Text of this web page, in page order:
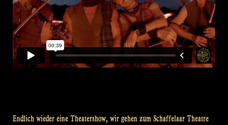
Endlich wieder eine Theatershow, wir gehen zum Schaffelaar Theatre